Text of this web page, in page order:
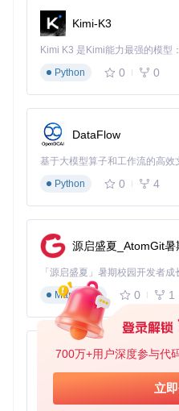
700万+用户深度参与代
立
tor带来的无限可能吧！
Kimi-K3
Python
0 0
DataFlow
基于大模型算子和工作流的高
Python
0 4
源启盛夏_AtomGit
Markdown
0 1
py-xiaozhi
Python
0 1